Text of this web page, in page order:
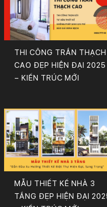
THI CÔNG TRẦN THẠCH
CAO ĐẸP HIỆN ĐẠI 2025
– KIẾN TRÚC MỚI
MẪU THIẾT KẾ NHÀ 3
TẦNG ĐẸP HIỆN ĐẠI